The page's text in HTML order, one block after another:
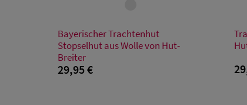
48 50 52 54 56 58 60 62
Bayerischer Trachtenhut
Stopselhut aus Wolle von Hut-
Breiter
29,95 €